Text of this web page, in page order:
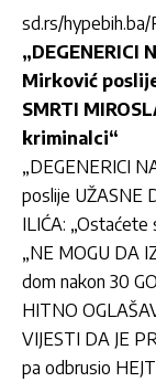
sd.rs/hypebih.ba/
„DEGENERICI
Mirković poslije
SMRTI
kriminalci“
„DEGENERICI
poslije UŽASNE
ILIĆA: „Ostaćete
„NE MOGU DA
dom nakon 30
HITNO
VIJESTI DA JE
pa odbrusio